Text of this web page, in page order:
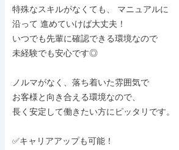
特殊なスキルがなくても、 マニュアルに
沿って 進めていけば大丈夫！
いつでも先輩に確認できる環境なので
未経験でも安心です◎
ノルマがなく、落ち着いた雰囲気で
お客様と向き合える環境なので、
長く安定して働きたい方にピッタリです。
✅キャリアアップも可能！